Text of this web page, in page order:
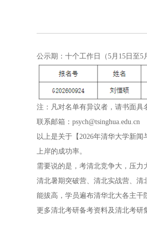
公示期：十个工作日（5月15日至5
注：凡对名单有异议者，请书面具
联系邮箱：psych@tsinghua.edu.cn
以上是关于【2026年清华大学新
上岸的成功率。
需要说的是，考清北竞争大，压力
清北暑期突破营、清北实战营、
能拔高，学员遍布清华北大各主干
更多清北考研备考资料及清北考研